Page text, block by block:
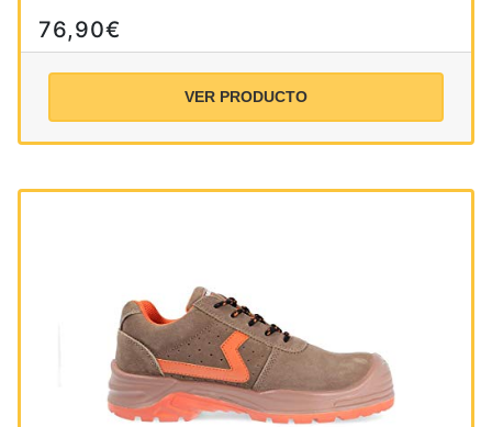
76,90€
VER PRODUCTO